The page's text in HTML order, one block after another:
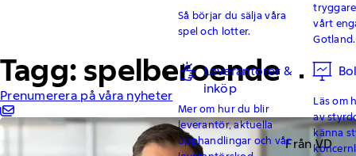
Så börjar du sälja våra
spel och lotter.
vårt
Gotland.
Leverantörer &
inköp
Mer om hur du blir
leverantör, aktuella
upphandlingar och vår
Läs om
av
känna
Tagg: spelberoende
Prenumerera på våra nyheter
Från VD